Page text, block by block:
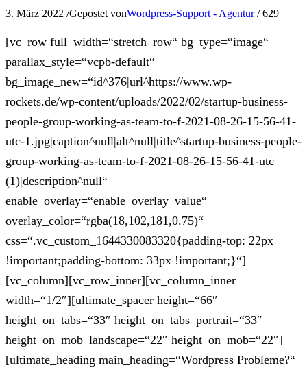
3. März 2022 /Gepostet vonWordpress-Support - Agentur / 629
[vc_row full_width=“stretch_row“ bg_type=“image“
parallax_style=“vcpb-default“
bg_image_new=“id^376|url^https://www.wp-
rockets.de/wp-content/uploads/2022/02/startup-business-
people-group-working-as-team-to-f-2021-08-26-15-56-41-
utc-1.jpg|caption^null|alt^null|title^startup-business-people-
group-working-as-team-to-f-2021-08-26-15-56-41-utc
(1)|description^null“
enable_overlay=“enable_overlay_value“
overlay_color=“rgba(18,102,181,0.75)“
css=“.vc_custom_1644330083320{padding-top: 22px
!important;padding-bottom: 33px !important;}“]
[vc_column][vc_row_inner][vc_column_inner
width=“1/2″][ultimate_spacer height=“66″
height_on_tabs=“33″ height_on_tabs_portrait=“33″
height_on_mob_landscape=“22″ height_on_mob=“22″]
[ultimate_heading main_heading=“Wordpress Probleme?“